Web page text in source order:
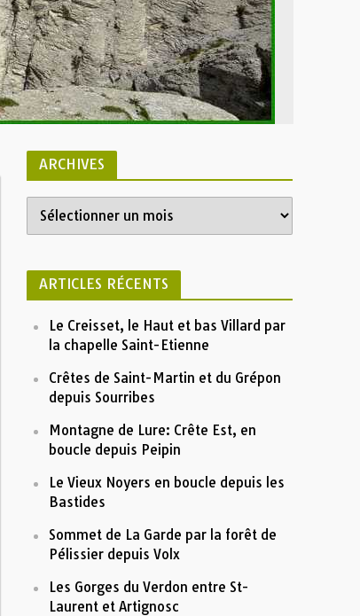
Liste
Vachière et le ravin de Chalufy
 Cabane de Chalufy
 Ravin de Chalufy
Montagne de Boules par le col de
Profile
900
1500
1800
5 10
Altitude (m)
Nom:
Altitude minimum:
1280 m
Altitude maximum: 2027 m
Montée cumulée:
Descente cumulée :
Description
Insérez votre description formatée ici
ARCHIVES
Archives
ARTICLES RÉCENTS
Le Creisset, le Haut et bas Villard par
la chapelle Saint-Etienne
Crêtes de Saint-Martin et du Grépon
depuis Sourribes
Montagne de Lure: Crête Est, en
boucle depuis Peipin
Le Vieux Noyers en boucle depuis les
Bastides
Sommet de La Garde par la forêt de
Pélissier depuis Volx
Les Gorges du Verdon entre St-
Laurent et Artignosc